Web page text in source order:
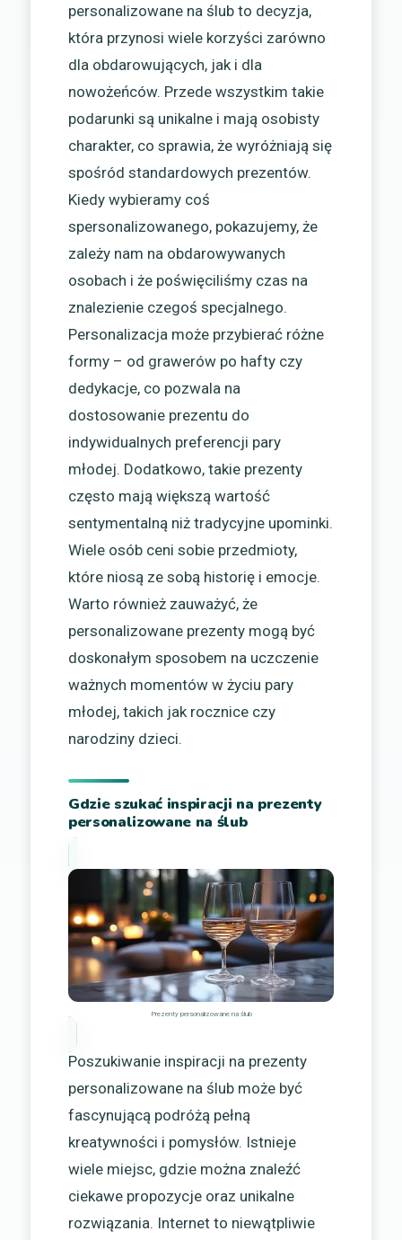
personalizowane na ślub to decyzja,
która przynosi wiele korzyści zarówno
dla obdarowujących, jak i dla
nowożeńców. Przede wszystkim takie
podarunki są unikalne i mają osobisty
charakter, co sprawia, że wyróżniają się
spośród standardowych prezentów.
Kiedy wybieramy coś
spersonalizowanego, pokazujemy, że
zależy nam na obdarowywanych
osobach i że poświęciliśmy czas na
znalezienie czegoś specjalnego.
Personalizacja może przybierać różne
formy – od grawerów po hafty czy
dedykacje, co pozwala na
dostosowanie prezentu do
indywidualnych preferencji pary
młodej. Dodatkowo, takie prezenty
często mają większą wartość
sentymentalną niż tradycyjne upominki.
Wiele osób ceni sobie przedmioty,
które niosą ze sobą historię i emocje.
Warto również zauważyć, że
personalizowane prezenty mogą być
doskonałym sposobem na uczczenie
ważnych momentów w życiu pary
młodej, takich jak rocznice czy
narodziny dzieci.
Gdzie szukać inspiracji na prezenty
personalizowane na ślub
Prezenty personalizowane na ślub
Poszukiwanie inspiracji na prezenty
personalizowane na ślub może być
fascynującą podróżą pełną
kreatywności i pomysłów. Istnieje
wiele miejsc, gdzie można znaleźć
ciekawe propozycje oraz unikalne
rozwiązania. Internet to niewątpliwie